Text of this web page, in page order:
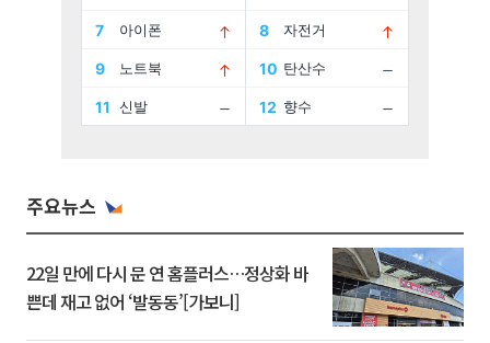
주요뉴스
22일 만에 다시 문 연 홈플러스…정상화 바
쁜데 재고 없어 ‘발동동’[가보니]